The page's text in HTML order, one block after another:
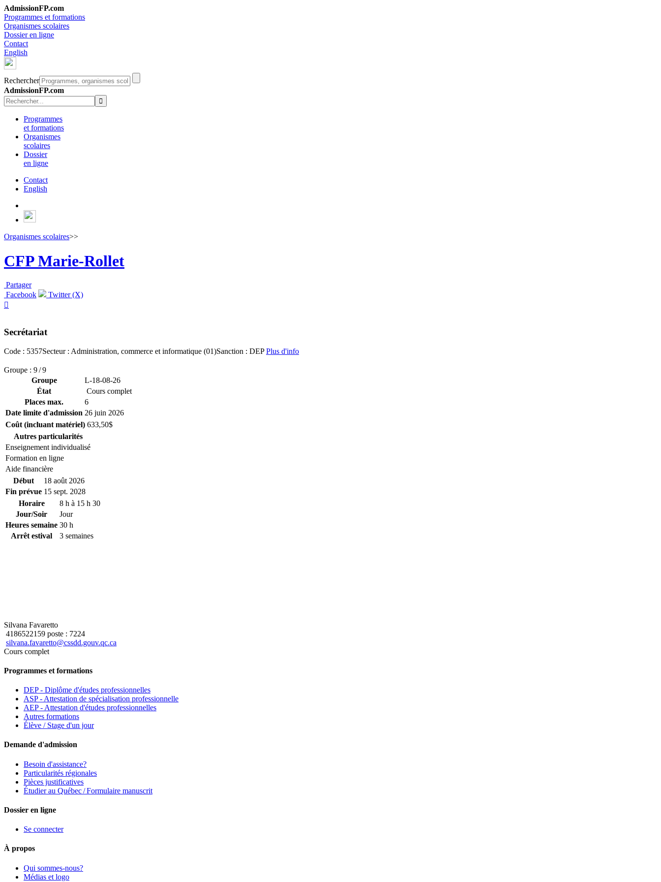
AdmissionFP.com
Programmes et formations
Organismes scolaires
Dossier en ligne
Contact
English
Rechercher
AdmissionFP.com
Programmes
et formations
Organismes
scolaires
Dossier
en ligne
Contact
English
Organismes scolaires>>
CFP Marie-Rollet
Partager
Facebook
Twitter (X)

Secrétariat
Code : 5357Secteur : Administration, commerce et informatique (01)Sanction : DEPPlus d'info
Groupe : 9 / 9
Groupe
L-18-08-26
État
Cours complet
Places max.
6
Date limite d'admission 26 juin 2026
Coût (incluant matériel) 633,50$
Autres particularités
Enseignement individualisé
Formation en ligne
Aide financière
Début
18 août 2026
Fin prévue 15 sept. 2028
Horaire
8 h à 15 h 30
Jour/Soir
Jour
Heures semaine 30 h
Arrêt estival
3 semaines
Silvana Favaretto
4186522159 poste : 7224
silvana.favaretto@cssdd.gouv.qc.ca
Cours complet
Programmes et formations
DEP - Diplôme d'études professionnelles
ASP - Attestation de spécialisation professionnelle
AEP - Attestation d'études professionnelles
Autres formations
Élève / Stage d'un jour
Demande d'admission
Besoin d'assistance?
Particularités régionales
Pièces justificatives
Étudier au Québec / Formulaire manuscrit
Dossier en ligne
Se connecter
À propos
Qui sommes-nous?
Médias et logo